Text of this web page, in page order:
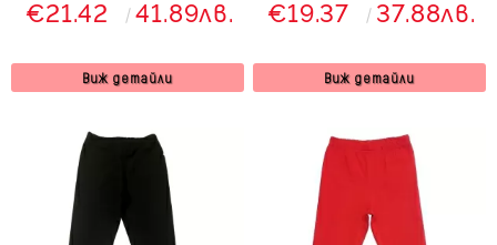
тюркоаз/мента
€21.42 41.89лв.
Виж детайли
ръкав
€19.37 37.88лв.
Виж детайли